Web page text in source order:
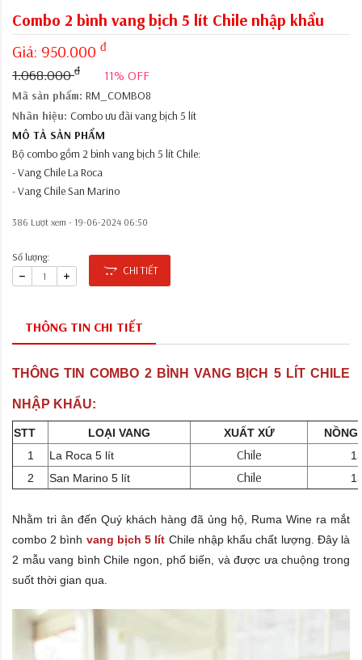
Combo 2 bình vang bịch 5 lít Chile nhập khẩu
Giá: 950.000 đ
1.068.000đ 11% OFF
Mã sản phẩm: RM_COMBO8
Nhãn hiệu: Combo ưu đãi vang bịch 5 lít
MÔ TẢ SẢN PHẨM
Bộ combo gồm 2 bình vang bịch 5 lít Chile:
- Vang Chile La Roca
- Vang Chile San Marino
386 Lượt xem - 19-06-2024 06:50
Số lượng:
CHI TIẾT
THÔNG TIN CHI TIẾT
THÔNG TIN COMBO 2 BÌNH VANG BỊCH 5 LÍT CHILE
NHẬP KHẨU:
STT LOẠI VANG XUẤT XỨ
1
La Roca 5 lít Chile
2
San Marino 5 lít Chile
Nhằm tri ân đến Quý khách hàng đã ủng hộ, Ruma Wine ra mắt
combo 2 bình vang bịch 5 lít Chile nhập khẩu chất lượng. Đây là
2 mẫu vang bình Chile ngon, phổ biến, và được ưa chuộng trong
suốt thời gian qua.